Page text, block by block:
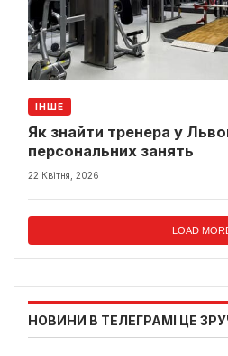
ІНШЕ
Як знайти тренера у
персональних занять
22 Квітня, 2026
LOAD
НОВИНИ В ТЕЛЕГРАМІ ЦЕ